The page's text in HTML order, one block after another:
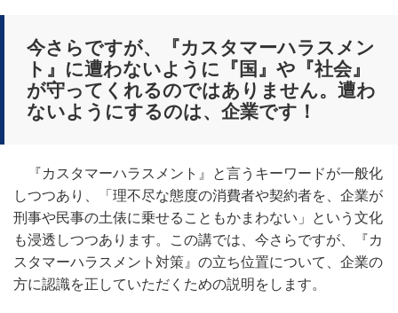
今さらですが、『カスタマーハラスメン
ト』に遭わないように『国』や『社会』
が守ってくれるのではありません。遭わ
ないようにするのは、企業です！
『カスタマーハラスメント』と言うキーワードが一般化
しつつあり、「理不尽な態度の消費者や契約者を、企業が
刑事や民事の土俵に乗せることもかまわない」という文化
も浸透しつつあります。この講では、今さらですが、『カ
スタマーハラスメント対策』の立ち位置について、企業の
方に認識を正していただくための説明をします。